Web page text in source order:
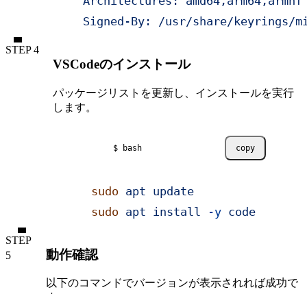
Signed-By: /usr/share/keyrings/
STEP
VSCodeのインストール
パッケージリストを更新し、インストールを実行
します。
$ bash copy
sudo apt update
sudo apt install -y code
STEP
動作確認
以下のコマンドでバージョンが表示されれば成功で